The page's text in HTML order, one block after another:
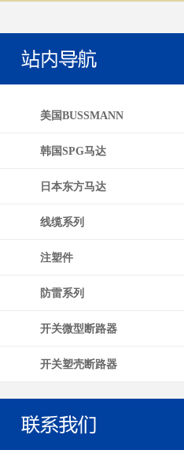
美国BUSSMANN
韩国SPG马达
日本东方马达
线缆系列
注塑件
防雷系列
开关微型断路器
开关塑壳断路器